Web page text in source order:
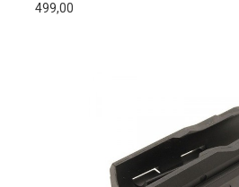
499,00